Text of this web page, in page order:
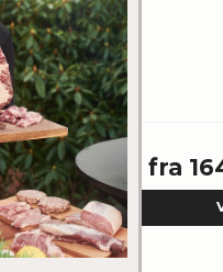
Pris fra